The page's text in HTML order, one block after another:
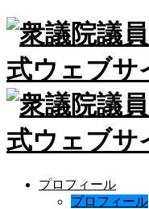
プロフィール
プロフィール